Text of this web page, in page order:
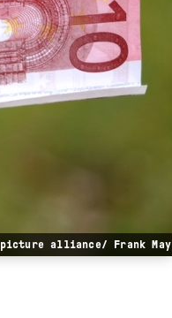
alliance/ Frank May